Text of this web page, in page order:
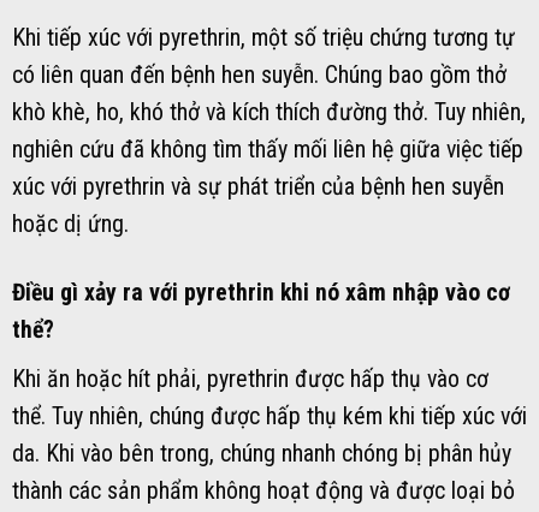
Khi tiếp xúc với pyrethrin, một số triệu chứng tương tự
có liên quan đến bệnh hen suyễn. Chúng bao gồm thở
khò khè, ho, khó thở và kích thích đường thở. Tuy nhiên,
nghiên cứu đã không tìm thấy mối liên hệ giữa việc tiếp
xúc với pyrethrin và sự phát triển của bệnh hen suyễn
hoặc dị ứng.
Điều gì xảy ra với pyrethrin khi nó xâm nhập vào cơ
thể?
Khi ăn hoặc hít phải, pyrethrin được hấp thụ vào cơ
thể. Tuy nhiên, chúng được hấp thụ kém khi tiếp xúc với
da. Khi vào bên trong, chúng nhanh chóng bị phân hủy
thành các sản phẩm không hoạt động và được loại bỏ